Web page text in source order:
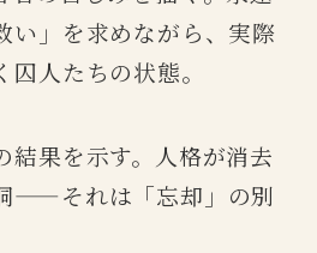
い」を求めながら、実際
人たちの状態。
結果を示す。人格が消去
——それは「忘却」の別